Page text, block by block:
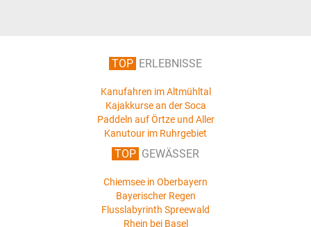
TOP ERLEBNISSE
Kanufahren im Altmühltal
Kajakkurse an der Soca
Paddeln auf Örtze und Aller
Kanutour im Ruhrgebiet
TOP GEWÄSSER
Chiemsee in Oberbayern
Bayerischer Regen
Flusslabyrinth Spreewald
Rhein bei Basel